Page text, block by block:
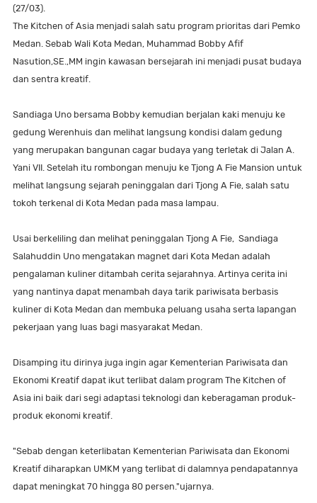
(27/03).
The Kitchen of Asia menjadi salah satu program prioritas dari Pemko
Medan. Sebab Wali Kota Medan, Muhammad Bobby Afif
Nasution,SE.,MM ingin kawasan bersejarah ini menjadi pusat budaya
dan sentra kreatif.
Sandiaga Uno bersama Bobby kemudian berjalan kaki menuju ke
gedung Werenhuis dan melihat langsung kondisi dalam gedung
yang merupakan bangunan cagar budaya yang terletak di Jalan A.
Yani VII. Setelah itu rombongan menuju ke Tjong A Fie Mansion untuk
melihat langsung sejarah peninggalan dari Tjong A Fie, salah satu
tokoh terkenal di Kota Medan pada masa lampau.
Usai berkeliling dan melihat peninggalan Tjong A Fie, Sandiaga
Salahuddin Uno mengatakan magnet dari Kota Medan adalah
pengalaman kuliner ditambah cerita sejarahnya. Artinya cerita ini
yang nantinya dapat menambah daya tarik pariwisata berbasis
kuliner di Kota Medan dan membuka peluang usaha serta lapangan
pekerjaan yang luas bagi masyarakat Medan.
Disamping itu dirinya juga ingin agar Kementerian Pariwisata dan
Ekonomi Kreatif dapat ikut terlibat dalam program The Kitchen of
Asia ini baik dari segi adaptasi teknologi dan keberagaman produk-
produk ekonomi kreatif.
"Sebab dengan keterlibatan Kementerian Pariwisata dan Ekonomi
Kreatif diharapkan UMKM yang terlibat di dalamnya pendapatannya
dapat meningkat 70 hingga 80 persen."ujarnya.